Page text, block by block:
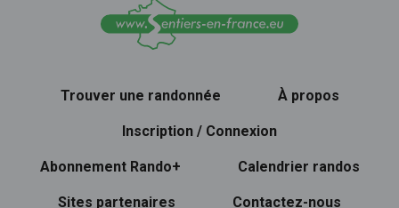
Trouver une randonnée À propos
Inscription / Connexion
Abonnement Rando+ Calendrier randos
Sites partenaires Contactez-nous